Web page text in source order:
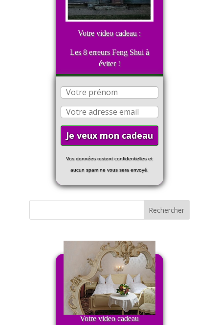
Votre video cadeau :
Les 8 erreurs Feng Shui à
éviter !
Vos données restent confidentielles et
aucun spam ne vous sera envoyé.
Votre video cadeau